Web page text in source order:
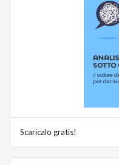
Scaricalo gratis!